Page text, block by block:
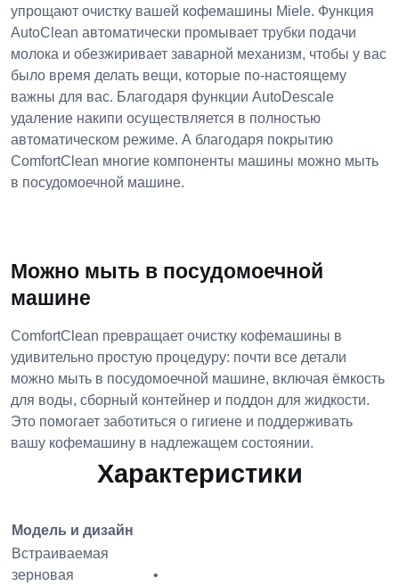
упрощают очистку вашей кофемашины Miele. Функция
AutoClean автоматически промывает трубки подачи
молока и обезжиривает заварной механизм, чтобы у вас
было время делать вещи, которые по-настоящему
важны для вас. Благодаря функции AutoDescale
удаление накипи осуществляется в полностью
автоматическом режиме. А благодаря покрытию
ComfortClean многие компоненты машины можно мыть
в посудомоечной машине.
Можно мыть в посудомоечной
машине
ComfortClean превращает очистку кофемашины в
удивительно простую процедуру: почти все детали
можно мыть в посудомоечной машине, включая ёмкость
для воды, сборный контейнер и поддон для жидкости.
Это помогает заботиться о гигиене и поддерживать
вашу кофемашину в надлежащем состоянии.
Характеристики
Модель и дизайн
Встраиваемая
зерновая
•